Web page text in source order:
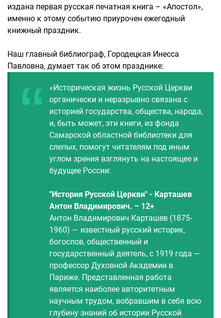
издана первая русская печатная книга – «Апостол»,
именно к этому событию приурочен ежегодный
книжный праздник.
Наш главный библиограф, Городецкая Инесса
Павловна, думает так об этом празднике:
«Историческая жизнь Русской Церкви
органически и неразрывно связана с
историей государства, общества, народа,
и, быть может, эти книги, из фонда
Самарской областной библиотеки для
слепых, помогут читателям под иным
углом зрения взглянуть на настоящее и
будущее России:
"История Русской Церкви" - Карташев
Антон Владимирович. – 12+
Антон Владимирович Карташев (1875-
1960) — известный русский историк,
богослов, общественный и
государственный деятель, с 1919 года —
профессор Духовной Академии в
Париже. Представленная работа
является наиболее авторитетным
научным трудом, вобравшим в себя всю
глубину знаний об истории Русской